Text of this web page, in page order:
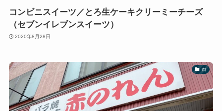
コンビニスイーツ／とろ生ケーキクリーミーチーズ
（セブンイレブンスイーツ）
2020年8月28日
肉